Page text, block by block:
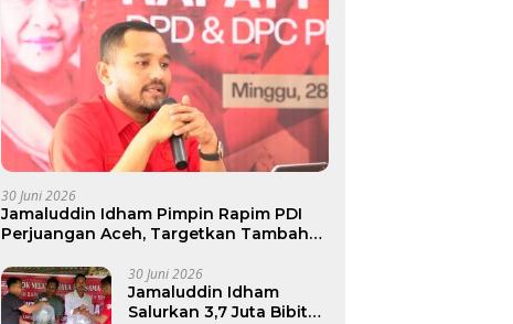
30 Juni 2026
Jamaluddin Idham Pimpin Rapim PDI
Perjuangan Aceh, Targetkan Tambah
30 Juni 2026
Jamaluddin Idham
Salurkan 3,7 Juta Bibit